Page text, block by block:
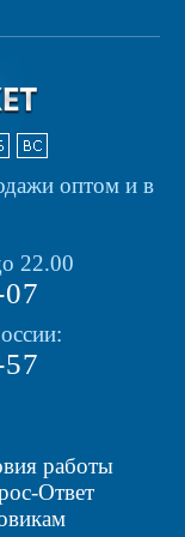
оптом и в
22.00
работы
Ответ